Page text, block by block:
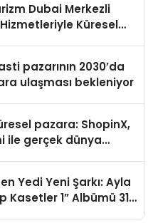
Dubai Merkezli
Küresel
pazarının 2030’da
ulaşması bekleniyor
pazara: ShopinX,
ile gerçek dünya
Yedi Yeni Şarkı: Ayla
Kasetler 1” Albümü 31